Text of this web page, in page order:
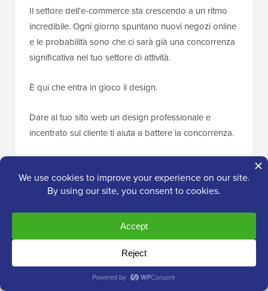
Il settore dell'e-commerce sta crescendo a un ritmo
incredibile. Ogni giorno spuntano nuovi negozi online
e le probabilità sono che ci sarà già una concorrenza
significativa nel tuo settore di attività.
È qui che entra in gioco il design.
Dare al tuo sito web un design professionale e
incentrato sul cliente ti aiuta a battere la concorrenza.
professionista, come posso creare un design che aiuti
il mio negozio a distinguersi e a fare più vendite?
Bene, la maggior parte delle piattaforme di e-
commerce si rende conto di questo problema, quindi
offre modelli di siti web già pronti. I proprietari di
negozi possono personalizzare i layout utilizzando